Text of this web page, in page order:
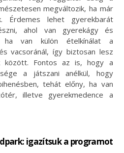
megváltozik, ha már
Érdemes lehet gyerekbarát
ahol van gyerekágy és
van külön ételkínálat a
vacsoránál, így biztosan lesz
között. Fontos az is, hogy a
a játszani anélkül, hogy
tehát előny, ha van
illetve gyerekmedence a
igazítsuk a programot